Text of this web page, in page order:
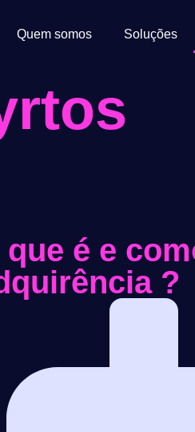
Quem somos Soluções
que é e
?